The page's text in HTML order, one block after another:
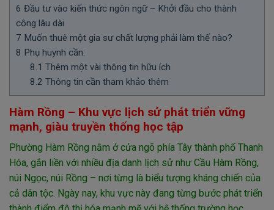
6 Đầu tư vào kiến thức ngôn ngữ – Khởi đầu cho thành
công lâu dài
7 Muốn thuê một gia sư chất lượng phải làm thế nào?
8 Phụ huynh cần:
8.1 Thêm một vài thông tin hữu ích
8.2 Thông tin cần tham khảo thêm
Hàm Rồng – Khu vực lịch sử phát triển vững
mạnh, giàu truyền thống học tập
Phường Hàm Rồng nằm ở cửa ngõ phía Tây thành phố Thanh
Hóa, gắn liền với nhiều địa danh lịch sử như Cầu Hàm Rồng,
núi Ngọc, núi Rồng – nơi từng là biểu tượng kháng chiến của
cả dân tộc. Ngày nay, khu vực này đang từng bước phát triển